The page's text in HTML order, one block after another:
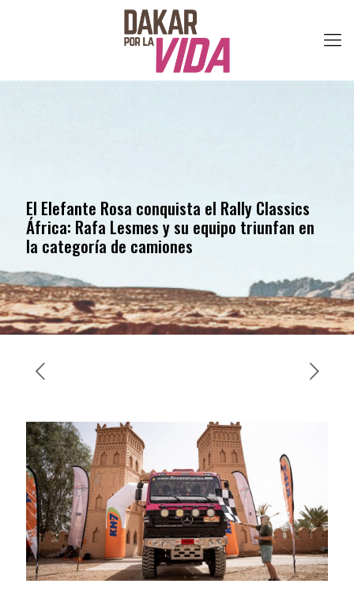
El Elefante Rosa conquista el Rally Classics
África: Rafa Lesmes y su equipo triunfan en
la categoría de camiones